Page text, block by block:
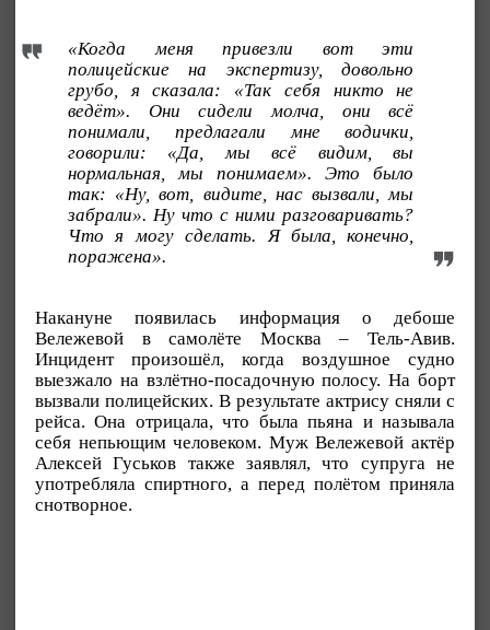
«Когда меня привезли вот эти
полицейские на экспертизу, довольно
грубо, я сказала: «Так себя никто не
ведёт». Они сидели молча, они всё
понимали, предлагали мне водички,
говорили: «Да, мы всё видим, вы
нормальная, мы понимаем». Это было
так: «Ну, вот, видите, нас вызвали, мы
забрали». Ну что с ними разговаривать?
Что я могу сделать. Я была, конечно,
поражена».
Накануне появилась информация о дебоше
Вележевой в самолёте Москва – Тель-Авив.
Инцидент произошёл, когда воздушное судно
выезжало на взлётно-посадочную полосу. На борт
вызвали полицейских. В результате актрису сняли с
рейса. Она отрицала, что была пьяна и называла
себя непьющим человеком. Муж Вележевой актёр
Алексей Гуськов также заявлял, что супруга не
употребляла спиртного, а перед полётом приняла
снотворное.